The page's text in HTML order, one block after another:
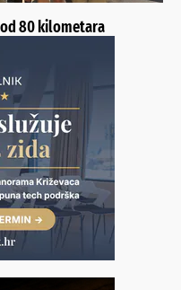
80 kilometara